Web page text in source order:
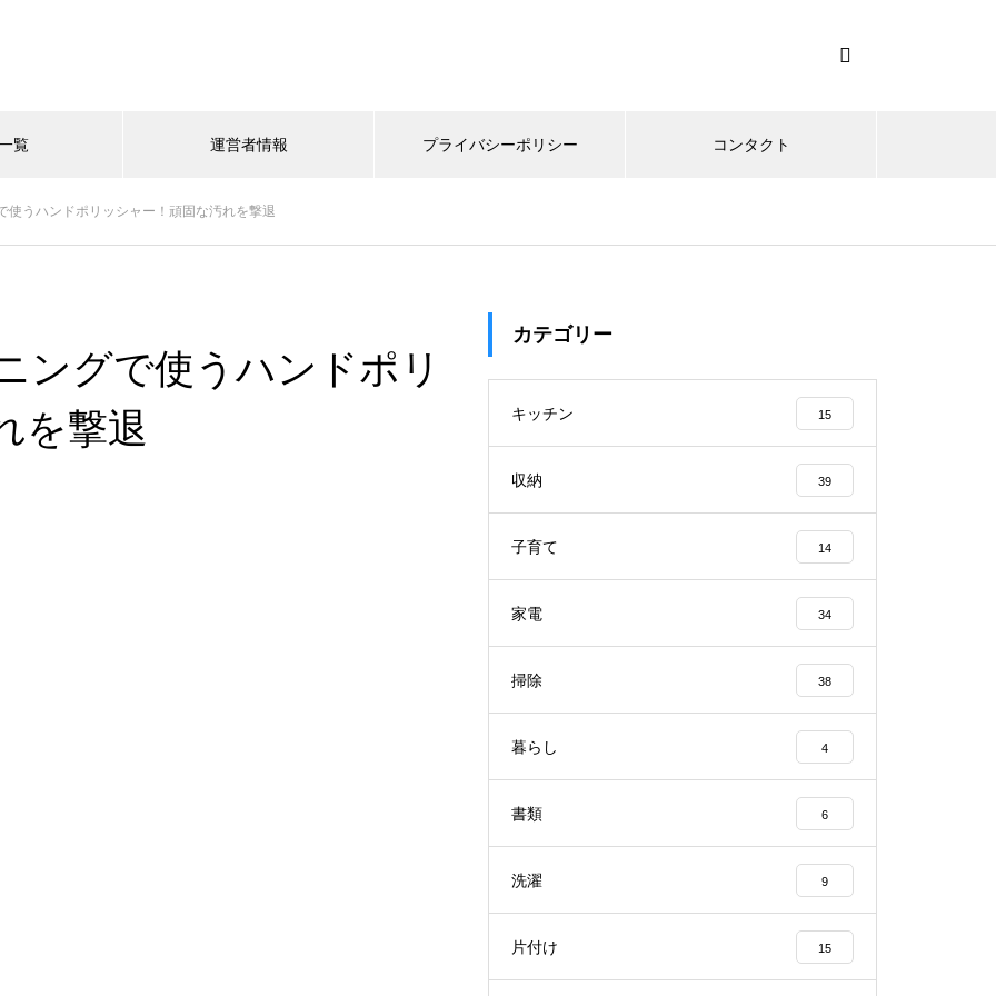
覧 運営者情報 プライバシーポリシー コンタクト
使うハンドポリッシャー！頑固な汚れを撃退
ングで使うハンドポリ
を撃退
カテゴリー
キッチン 15
収納 39
子育て 14
家電 34
掃除 38
暮らし 4
書類 6
洗濯 9
片付け 15